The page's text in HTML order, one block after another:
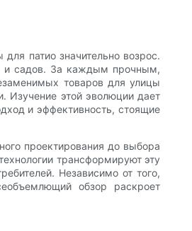
патио значительно возрос.
и садов. За каждым прочным,
товаров для улицы
Изучение этой эволюции дает
и эффективность, стоящие
проектирования до выбора
трансформируют эту
Независимо от того,
обзор раскроет